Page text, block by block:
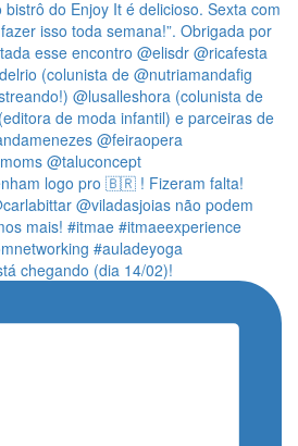
chegando (dia 14/02)!